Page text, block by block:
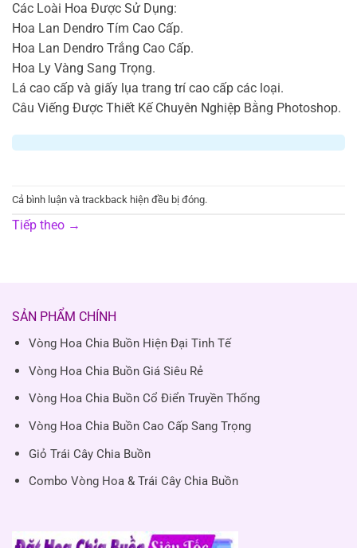
Các Loài Hoa Được Sử Dụng:
Hoa Lan Dendro Tím Cao Cấp.
Hoa Lan Dendro Trắng Cao Cấp.
Hoa Ly Vàng Sang Trọng.
Lá cao cấp và giấy lụa trang trí cao cấp các loại.
Câu Viếng Được Thiết Kế Chuyên Nghiệp Bằng Photoshop.
Cả bình luận và trackback hiện đều bị đóng.
Tiếp theo →
SẢN PHẨM CHÍNH
Vòng Hoa Chia Buồn Hiện Đại Tinh Tế
Vòng Hoa Chia Buồn Giá Siêu Rẻ
Vòng Hoa Chia Buồn Cổ Điển Truyền Thống
Vòng Hoa Chia Buồn Cao Cấp Sang Trọng
Giỏ Trái Cây Chia Buồn
Combo Vòng Hoa & Trái Cây Chia Buồn